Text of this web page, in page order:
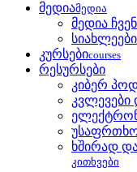
მედიამედია
მედია
სიახლეები
კურსებიcourses
რესურსები
კიბერ
კვლევები
ხშირად
კითხვები